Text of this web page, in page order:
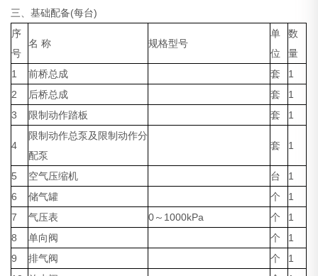
三、基础配备(每台)
序
号
名 称 规格型号
单
位
数
量
1
前桥总成 套
1
2
后桥总成 套
1
3
限制动作踏板 套 1
4
限制动作总泵及限制动作分
配泵
套 1
5 空气压缩机 台
1
6
储气罐 个
1
7
气压表 0～1000kPa 个
1
8
单向阀 个
1
9
排气阀 个
1